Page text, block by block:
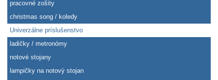
pracovné zošity
christmas song / koledy
Univerzálne príslušenstvo
ladičky / metronómy
notové stojany
lampičky na notový stojan